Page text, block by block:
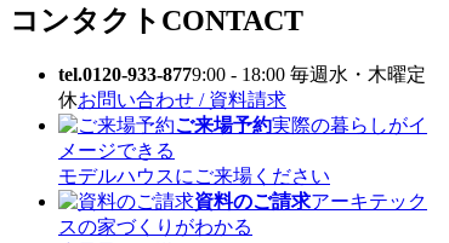
コンタクト CONTACT
tel.0120-933-8779:00 - 18:00 毎週水・木曜定
休お問い合わせ / 資料請求
ご来場予約実際の暮らしがイ
メージできる
モデルハウスにご来場ください
資料のご請求アーキテック
スの家づくりがわかる